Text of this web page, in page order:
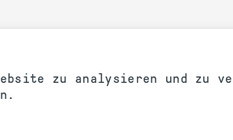
zu analysieren und zu